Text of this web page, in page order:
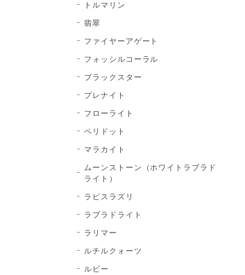
トルマリン
翡翠
ファイヤーアゲート
フォッシルコーラル
ブラックスター
プレナイト
フローライト
ペリドット
マラカイト
ムーンストーン（ホワイトラブラド
ライト）
ラピスラズリ
ラブラドライト
ラリマー
ルチルクォーツ
ルビー